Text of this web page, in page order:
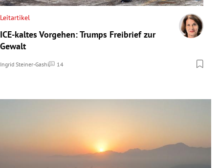
Leitartikel
ICE-kaltes Vorgehen: Trumps Freibrief zur
Gewalt
Ingrid Steiner-Gashi 14
Kommentare